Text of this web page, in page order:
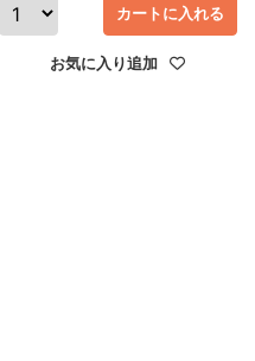
カートに入れる
お気に入り追加